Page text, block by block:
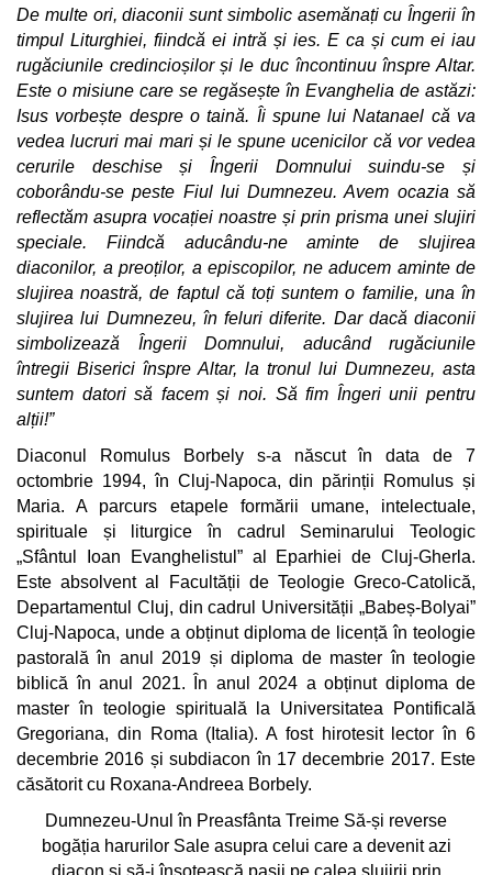
De multe ori, diaconii sunt simbolic asemănați cu Îngerii în
timpul Liturghiei, fiindcă ei intră și ies. E ca și cum ei iau
rugăciunile credincioșilor și le duc încontinuu înspre Altar.
Este o misiune care se regăsește în Evanghelia de astăzi:
Isus vorbește despre o taină. Îi spune lui Natanael că va
vedea lucruri mai mari și le spune ucenicilor că vor vedea
cerurile deschise și Îngerii Domnului suindu-se și
coborându-se peste Fiul lui Dumnezeu. Avem ocazia să
reflectăm asupra vocației noastre și prin prisma unei slujiri
speciale. Fiindcă aducându-ne aminte de slujirea
diaconilor, a preoților, a episcopilor, ne aducem aminte de
slujirea noastră, de faptul că toți suntem o familie, una în
slujirea lui Dumnezeu, în feluri diferite. Dar dacă diaconii
simbolizează Îngerii Domnului, aducând rugăciunile
întregii Biserici înspre Altar, la tronul lui Dumnezeu, asta
suntem datori să facem și noi. Să fim Îngeri unii pentru
alții!”
Diaconul Romulus Borbely s-a născut în data de 7
octombrie 1994, în Cluj-Napoca, din părinții Romulus și
Maria. A parcurs etapele formării umane, intelectuale,
spirituale și liturgice în cadrul Seminarului Teologic
„Sfântul Ioan Evanghelistul” al Eparhiei de Cluj-Gherla.
Este absolvent al Facultății de Teologie Greco-Catolică,
Departamentul Cluj, din cadrul Universității „Babeș-Bolyai”
Cluj-Napoca, unde a obținut diploma de licență în teologie
pastorală în anul 2019 și diploma de master în teologie
biblică în anul 2021. În anul 2024 a obținut diploma de
master în teologie spirituală la Universitatea Pontificală
Gregoriana, din Roma (Italia). A fost hirotesit lector în 6
decembrie 2016 și subdiacon în 17 decembrie 2017. Este
căsătorit cu Roxana-Andreea Borbely.
Dumnezeu-Unul în Preasfânta Treime Să-și reverse
bogăția harurilor Sale asupra celui care a devenit azi
diacon și să-i însoțească pașii pe calea slujirii prin